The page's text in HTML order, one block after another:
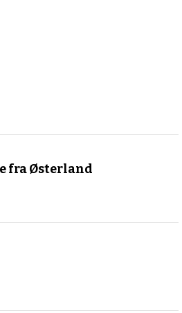
fra Østerland